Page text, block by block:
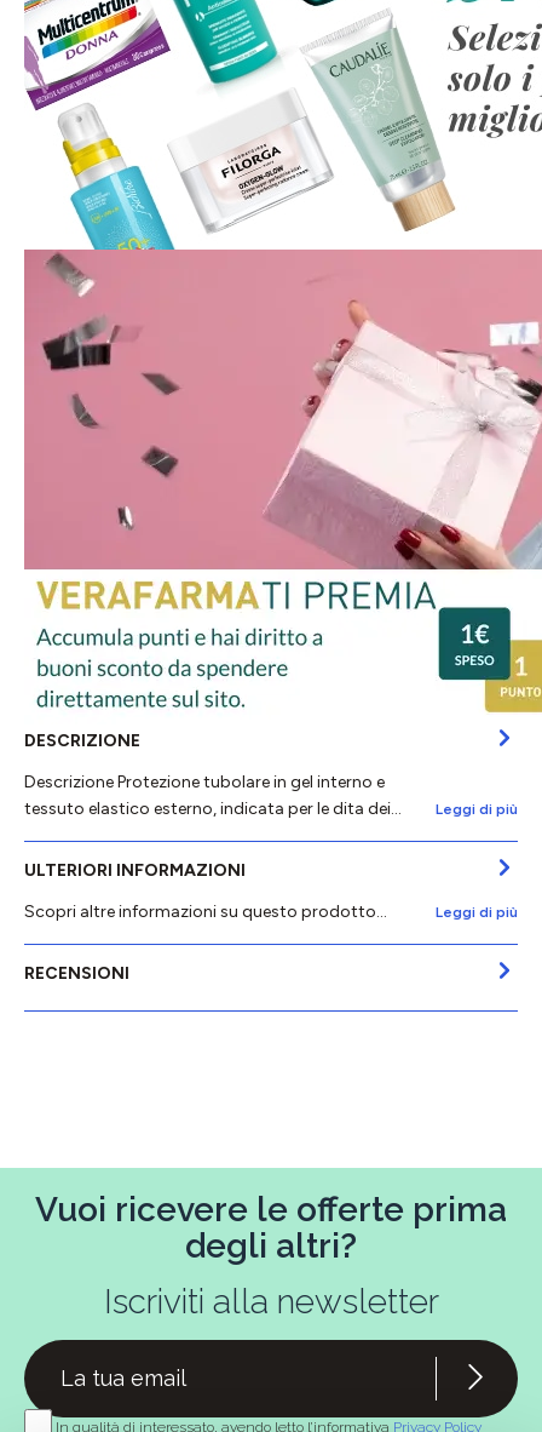
DESCRIZIONE
Descrizione Protezione tubolare in gel interno e
tessuto elastico esterno, indicata per le dita dei…
Leggi di più
ULTERIORI INFORMAZIONI
Scopri altre informazioni su questo prodotto...
Leggi di più
RECENSIONI
Vuoi ricevere le offerte prima
degli altri?
Iscriviti alla newsletter
In qualità di interessato, avendo letto l’informativa Privacy Policy